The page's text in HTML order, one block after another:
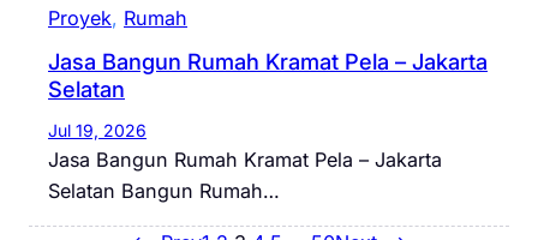
Proyek, Rumah
Jasa Bangun Rumah Kramat Pela – Jakarta
Selatan
Jul 19, 2026
Jasa Bangun Rumah Kramat Pela – Jakarta
Selatan Bangun Rumah…